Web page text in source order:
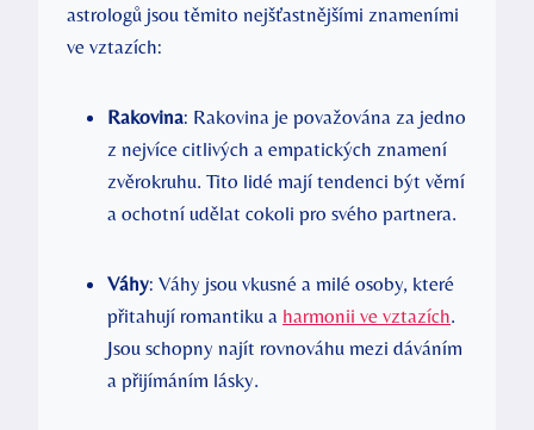
astrologů jsou těmito nejšťastnějšími ⁣znameními
ve vztazích:
Rakovina: Rakovina je považována‌ za jedno
z nejvíce citlivých a empatických⁢ znamení
zvěrokruhu. Tito lidé ‌mají tendenci ​být věrní
a⁣ ochotní⁣ udělat ⁤cokoli pro svého⁣ partnera.
Váhy: ⁢Váhy jsou⁢ vkusné a milé​ osoby, které
přitahují romantiku a harmonii ve vztazích.
Jsou schopny najít rovnováhu mezi dáváním‍
a přijímáním lásky.